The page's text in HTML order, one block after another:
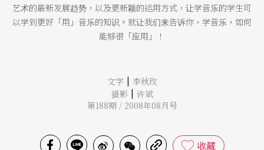
艺术的最新发展趋势，以及更新颖的运用方式，让学音乐的学生可
以学到更好「用」音乐的知识。就让我们来告诉你，学音乐，如何
能够很「应用」！
文字 | 李秋玫
摄影 | 许斌
第188期 / 2008年08月号
收藏